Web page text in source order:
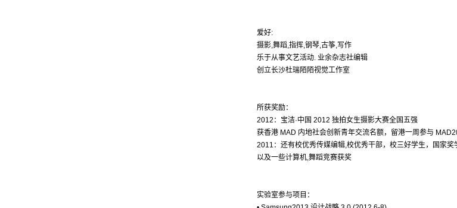
爱好:
摄影,舞蹈,指挥,钢琴,古筝,写作
乐于从事文艺活动. 业余杂志社编辑
创立长沙杜瑞陌陌视觉工作室
所获奖励：
2012：宝洁·中国 2012 独拍女生摄影大赛全国五强
获香港 MAD 内地社会创新青年交流名额，留港一周参与
2011：还有校优秀传媒编辑,校优秀干部，校三好学生，国家奖
以及一些计算机,舞蹈竞赛获奖
实验室参与项目：